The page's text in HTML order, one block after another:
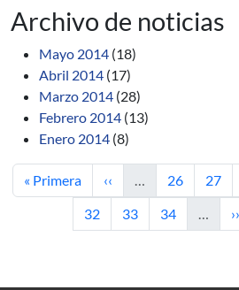
Archivo de noticias
Mayo 2014 (18)
Abril 2014 (17)
Marzo 2014 (28)
Febrero 2014 (13)
Enero 2014 (8)
Primera página
« Primera Página anterior
‹‹ … Página
26 27
Página
32 Página
33 Página
34 … ››